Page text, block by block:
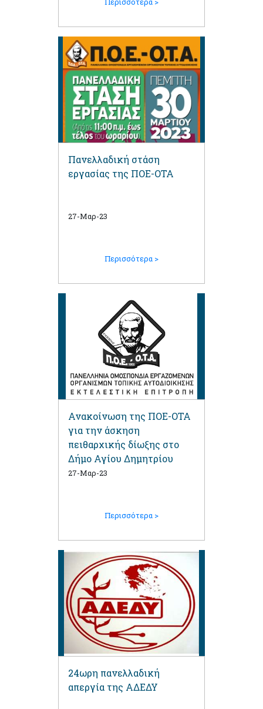
Πανελλαδική στάση
εργασίας της ΠΟΕ-ΟΤΑ
27-Μαρ-23
Περισσότερα >
Ανακοίνωση της ΠΟΕ-ΟΤΑ
για την άσκηση
πειθαρχικής δίωξης στο
Δήμο Αγίου Δημητρίου
27-Μαρ-23
Περισσότερα >
24ωρη πανελλαδική
απεργία της ΑΔΕΔΥ